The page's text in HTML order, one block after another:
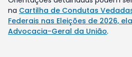
na Cartilha de Condutas
Federais nas Eleições de 2026,
Advocacia-Geral da União.